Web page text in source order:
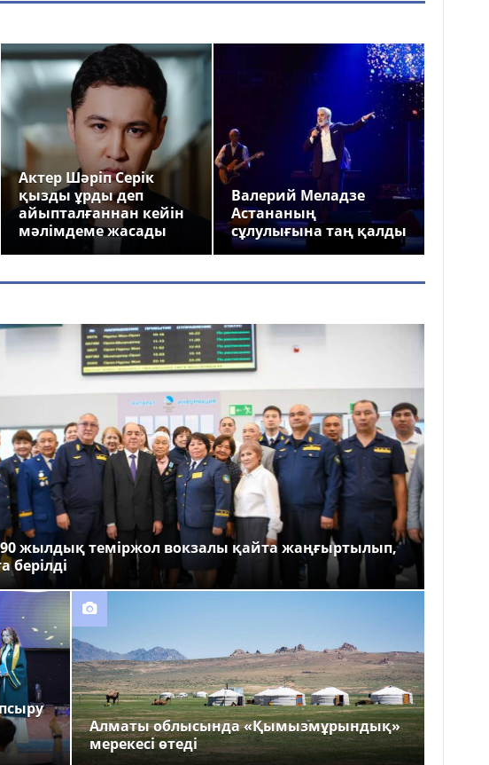
Актер Шәріп Серік
қызды ұрды деп
айыпталғаннан кейін
мәлімдеме жасады
Валерий Меладзе
Астананың
сұлулығына таң қалды
жылдық теміржол вокзалы қайта жаңғыртылып,
берілді
Алматы облысында «Қымызмұрындық»
мерекесі өтеді